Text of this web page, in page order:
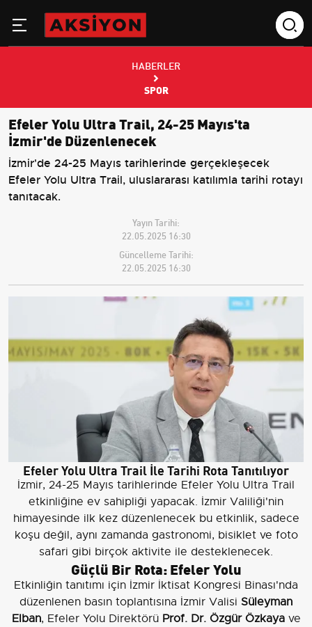
HABERLER
SPOR
Efeler Yolu Ultra Trail, 24-25 Mayıs'ta
İzmir'de Düzenlenecek
İzmir'de 24-25 Mayıs tarihlerinde gerçekleşecek
Efeler Yolu Ultra Trail, uluslararası katılımla tarihi rotayı
tanıtacak.
Yayın Tarihi:
22.05.2025 16:30
Güncelleme Tarihi:
22.05.2025 16:30
Efeler Yolu Ultra Trail İle Tarihi Rota Tanıtılıyor
İzmir, 24-25 Mayıs tarihlerinde Efeler Yolu Ultra Trail
etkinliğine ev sahipliği yapacak. İzmir Valiliği'nin
himayesinde ilk kez düzenlenecek bu etkinlik, sadece
koşu değil, aynı zamanda gastronomi, bisiklet ve foto
safari gibi birçok aktivite ile desteklenecek.
Güçlü Bir Rota: Efeler Yolu
Etkinliğin tanıtımı için İzmir İktisat Kongresi Binası'nda
düzenlenen basın toplantısına İzmir Valisi Süleyman
Elban, Efeler Yolu Direktörü Prof. Dr. Özgür Özkayave